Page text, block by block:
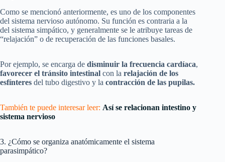
Como se mencionó anteriormente, es uno de los componentes
del sistema nervioso autónomo. Su función es contraria a la
del sistema simpático, y generalmente se le atribuye tareas de
“relajación” o de recuperación de las funciones basales.
Por ejemplo, se encarga de disminuir la frecuencia cardíaca,
favorecer el tránsito intestinal con la relajación de los
esfínteres del tubo digestivo y la contracción de las pupilas.
También te puede interesar leer: Así se relacionan intestino y
sistema nervioso
3. ¿Cómo se organiza anatómicamente el sistema
parasimpático?